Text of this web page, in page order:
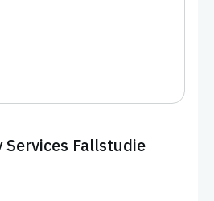
Services Fallstudie